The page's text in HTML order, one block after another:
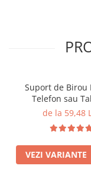
Suport de Birou
Telefon sau
de la 59,48
VEZI VARIANTE